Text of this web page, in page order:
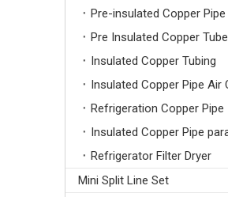
Pre-insulated Copper Pipe
Pre Insulated Copper Tube
Insulated Copper Tubing
Refrigeration Copper Pipe
Refrigerator Filter Dryer
Mini Split Line Set